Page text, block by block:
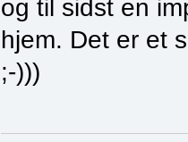
og til sidst en
hjem. Det er et
;-)))